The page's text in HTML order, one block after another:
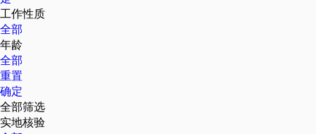
工作性质
全部
年龄
全部
重置
确定
全部筛选
实地核验